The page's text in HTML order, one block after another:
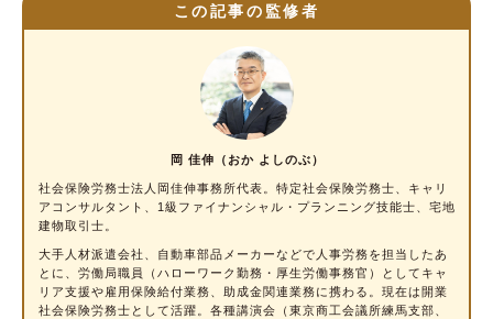
（コラム）税制度上の扶養が外れるのは123
社会保険の扶養が外れたらどうなる？
扶養が外れると、世帯年収が減る可能性があ
社会保険料がかかり、手取りが減る場合があ
る
将来の年金額が変わる
健康保険の保障内容が変わる
この記事の監修者
岡 佳伸（おか よしのぶ）
社会保険労務士法人岡佳伸事務所代表。特定社会保険労務士、キャリ
アコンサルタント、1級ファイナンシャル・プランニング技能士、宅地
建物取引士。
大手人材派遣会社、自動車部品メーカーなどで人事労務を担当したあ
とに、労働局職員（ハローワーク勤務・厚生労働事務官）としてキャ
リア支援や雇用保険給付業務、助成金関連業務に携わる。現在は開業
社会保険労務士として活躍。各種講演会（東京商工会議所練馬支部、